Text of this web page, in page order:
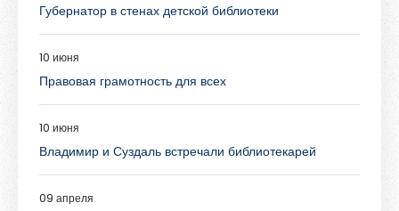
Губернатор в стенах детской библиотеки
10 июня
Правовая грамотность для всех
10 июня
Владимир и Суздаль встречали библиотекарей
09 апреля